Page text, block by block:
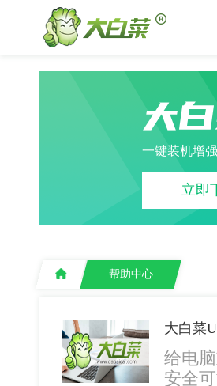
大
一键装机增
立即
帮助中心
给电
安全